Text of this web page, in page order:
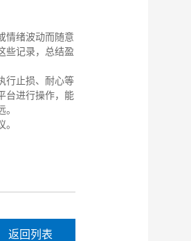
情绪波动而随意
些记录，总结盈
行止损、耐心等
台进行操作，能
返回列表